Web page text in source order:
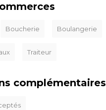
Boucherie Boulangerie
Traiteur
complémentaires